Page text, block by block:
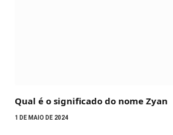
Qual é o significado do nome Zyan
1 DE MAIO DE 2024